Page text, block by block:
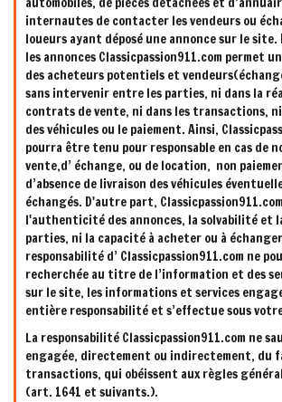
internautes de contacter les vendeurs ou
loueurs ayant déposé une annonce sur le
les annonces Classicpassion911.com permet
des acheteurs potentiels et
sans intervenir entre les parties, ni dans la
contrats de vente, ni dans les transactions,
des véhicules ou le paiement. Ainsi,
pourra être tenu pour responsable en cas de
vente,d’ échange, ou de location, non
d’absence de livraison des véhicules
échangés. D'autre part,
l'authenticité des annonces, la solvabilité et
parties, ni la capacité à acheter ou à
responsabilité d’ Classicpassion911.com ne
recherchée au titre de l’information et des
sur le site, les informations et services
entière responsabilité et s’effectue sous
La responsabilité Classicpassion911.com ne
engagée, directement ou indirectement, du
transactions, qui obéissent aux règles
(art. 1641 et suivants.).